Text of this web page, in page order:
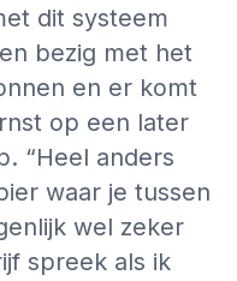
dit systeem
bezig met het
en er komt
op een later
“Heel anders
waar je tussen
wel zeker
spreek als ik